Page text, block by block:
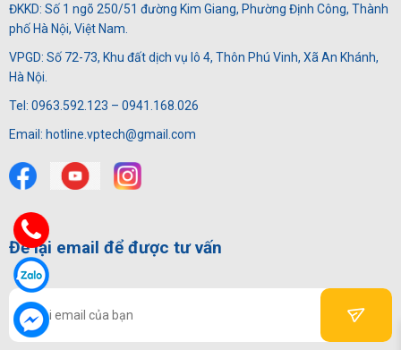
ĐKKD: Số 1 ngõ 250/51 đường Kim Giang, Phường Định Công, Thành
phố Hà Nội, Việt Nam.
VPGD: Số 72-73, Khu đất dịch vụ lô 4, Thôn Phú Vinh, Xã An Khánh,
Hà Nội.
Tel: 0963.592.123 – 0941.168.026
Email: hotline.vptech@gmail.com
Để lại email để được tư vấn